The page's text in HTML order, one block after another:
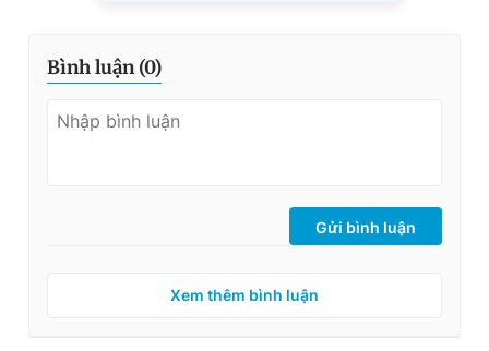
Bình luận (0)
Gửi bình luận
Xem thêm bình luận